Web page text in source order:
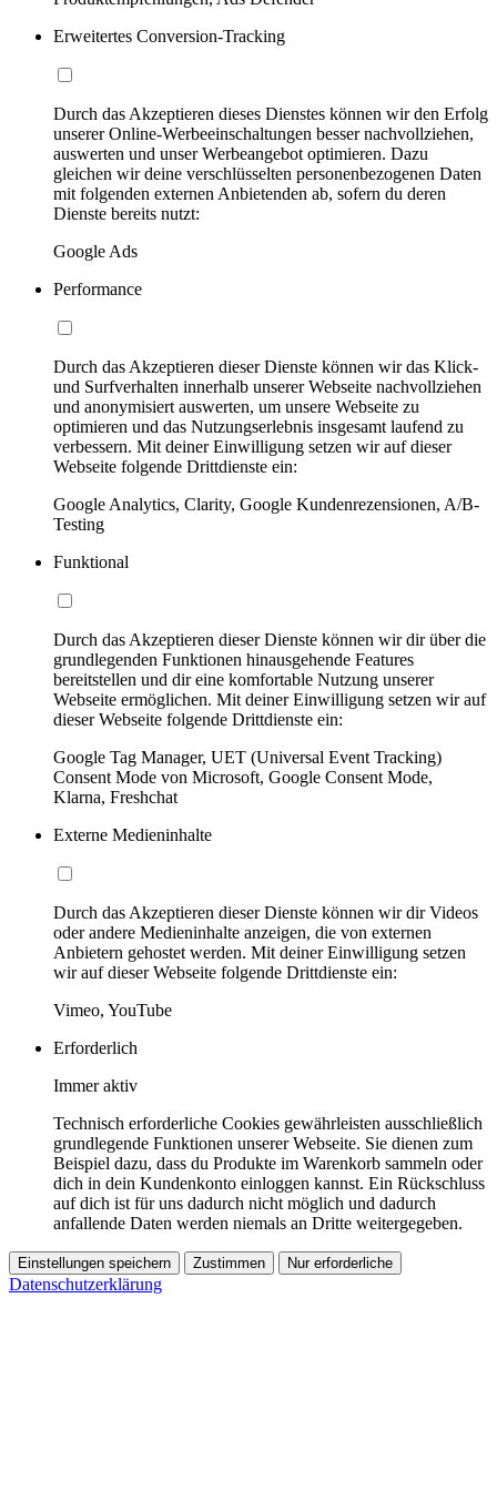
Erweitertes Conversion-Tracking
Durch das Akzeptieren dieses Dienstes können wir den Erfolg
unserer Online-Werbeeinschaltungen besser nachvollziehen,
auswerten und unser Werbeangebot optimieren. Dazu
gleichen wir deine verschlüsselten personenbezogenen Daten
mit folgenden externen Anbietenden ab, sofern du deren
Dienste bereits nutzt:
Google Ads
Performance
Durch das Akzeptieren dieser Dienste können wir das Klick-
und Surfverhalten innerhalb unserer Webseite nachvollziehen
und anonymisiert auswerten, um unsere Webseite zu
optimieren und das Nutzungserlebnis insgesamt laufend zu
verbessern. Mit deiner Einwilligung setzen wir auf dieser
Webseite folgende Drittdienste ein:
Google Analytics, Clarity, Google Kundenrezensionen, A/B-
Testing
Funktional
Durch das Akzeptieren dieser Dienste können wir dir über die
grundlegenden Funktionen hinausgehende Features
bereitstellen und dir eine komfortable Nutzung unserer
Webseite ermöglichen. Mit deiner Einwilligung setzen wir auf
dieser Webseite folgende Drittdienste ein:
Google Tag Manager, UET (Universal Event Tracking)
Consent Mode von Microsoft, Google Consent Mode,
Klarna, Freshchat
Externe Medieninhalte
Durch das Akzeptieren dieser Dienste können wir dir Videos
oder andere Medieninhalte anzeigen, die von externen
Anbietern gehostet werden. Mit deiner Einwilligung setzen
wir auf dieser Webseite folgende Drittdienste ein:
Vimeo, YouTube
Erforderlich
Immer aktiv
Technisch erforderliche Cookies gewährleisten ausschließlich
grundlegende Funktionen unserer Webseite. Sie dienen zum
Beispiel dazu, dass du Produkte im Warenkorb sammeln oder
dich in dein Kundenkonto einloggen kannst. Ein Rückschluss
auf dich ist für uns dadurch nicht möglich und dadurch
anfallende Daten werden niemals an Dritte weitergegeben.
Einstellungen speichern Zustimmen Nur erforderliche
Datenschutzerklärung